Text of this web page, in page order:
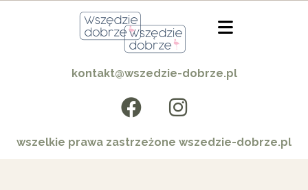
kontakt@wszedzie-dobrze.pl
wszelkie prawa zastrzeżone wszedzie-dobrze.pl